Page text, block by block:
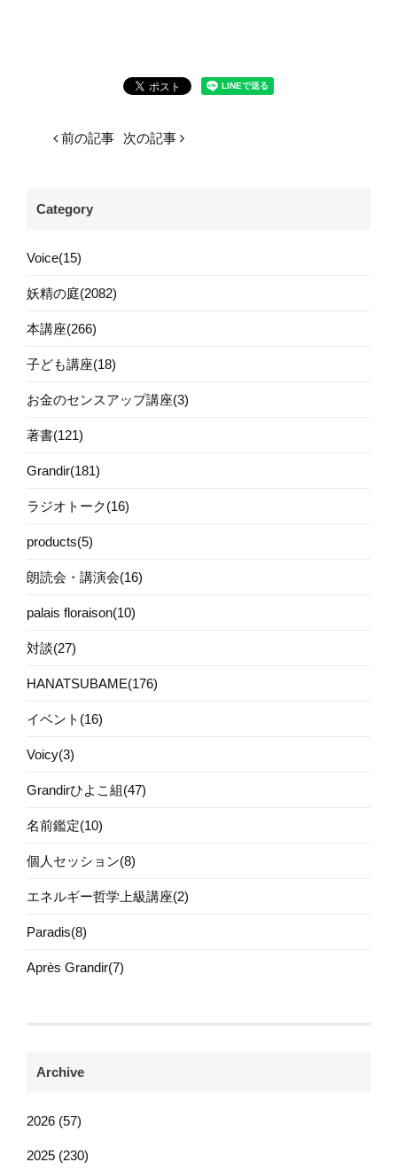
前の記事 次の記事
Category
Voice(15)
妖精の庭(2082)
本講座(266)
子ども講座(18)
お金のセンスアップ講座(3)
著書(121)
Grandir(181)
ラジオトーク(16)
products(5)
朗読会・講演会(16)
palais floraison(10)
対談(27)
HANATSUBAME(176)
イベント(16)
Voicy(3)
Grandirひよこ組(47)
名前鑑定(10)
個人セッション(8)
エネルギー哲学上級講座(2)
Paradis(8)
Après Grandir(7)
Archive
2026 (57)
2025 (230)